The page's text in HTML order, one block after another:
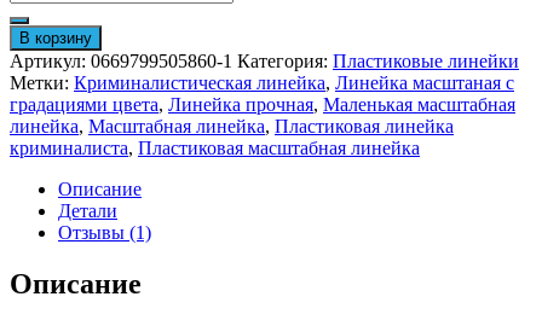
В корзину
Артикул: 0669799505860-1 Категория: Пластиковые линейки
Метки: Криминалистическая линейка, Линейка масштаная с
градациями цвета, Линейка прочная, Маленькая масштабная
линейка, Масштабная линейка, Пластиковая линейка
криминалиста, Пластиковая масштабная линейка
Описание
Детали
Отзывы (1)
Описание